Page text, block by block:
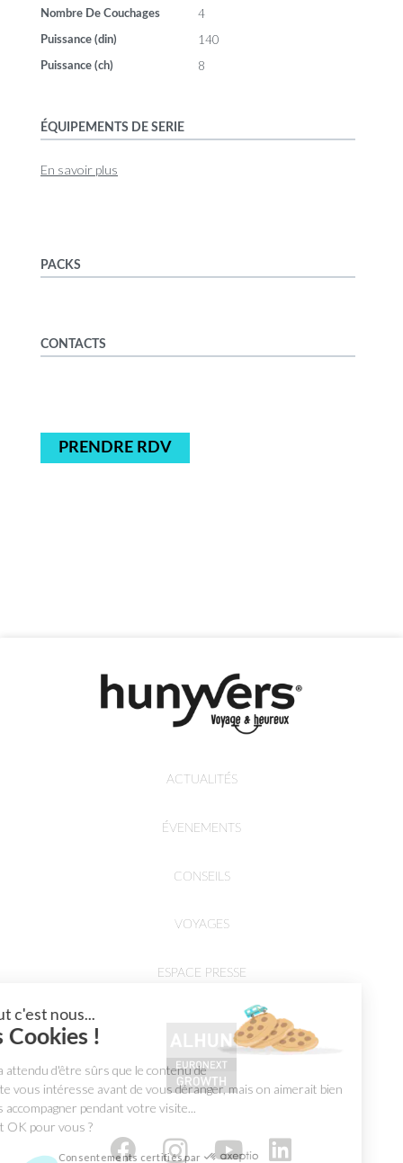
Nombre De Couchages 4
Puissance (din) 140
Puissance (ch) 8
ÉQUIPEMENTS DE SERIE
En savoir plus
PACKS
CONTACTS
PRENDRE RDV
ACTUALITÉS
ÉVENEMENTS
CONSEILS
VOYAGES
ESPACE PRESSE
Salut c'est nous...
les Cookies !
On a attendu d'être sûrs que le contenu de
ce site vous intéresse avant de vous déranger, mais on aimerait bien
vous accompagner pendant votre visite...
C'est OK pour vous ?
Consentements certifiés par